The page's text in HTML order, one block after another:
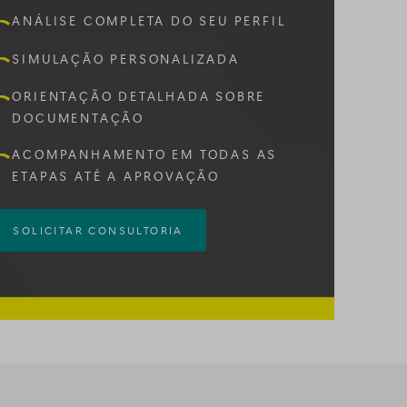
ANÁLISE COMPLETA DO SEU PERFIL
SIMULAÇÃO PERSONALIZADA
ORIENTAÇÃO DETALHADA SOBRE
DOCUMENTAÇÃO
ACOMPANHAMENTO EM TODAS AS
ETAPAS ATÉ A APROVAÇÃO
SOLICITAR CONSULTORIA